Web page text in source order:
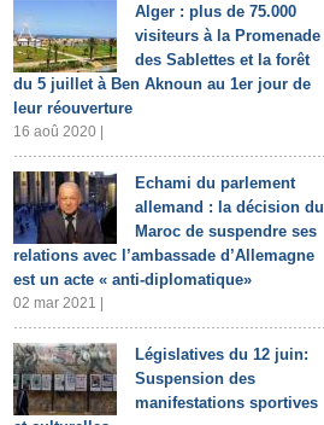
Alger : plus de 75.000
visiteurs à la Promenade
des Sablettes et la forêt
du 5 juillet à Ben Aknoun au 1er jour de
leur réouverture
16 aoû 2020 |
Echami du parlement
allemand : la décision du
Maroc de suspendre ses
relations avec l’ambassade d’Allemagne
est un acte « anti-diplomatique»
02 mar 2021 |
Législatives du 12 juin:
Suspension des
manifestations sportives